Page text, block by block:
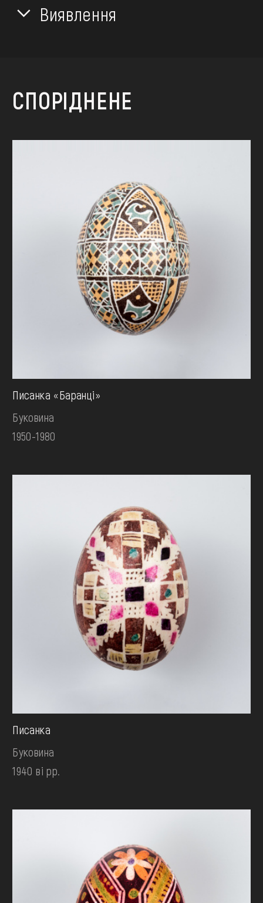
Виявлення
СПОРІДНЕНЕ
Писанка «Баранці»
Буковина
1950-1980
Писанка
Буковина
1940 ві рр.